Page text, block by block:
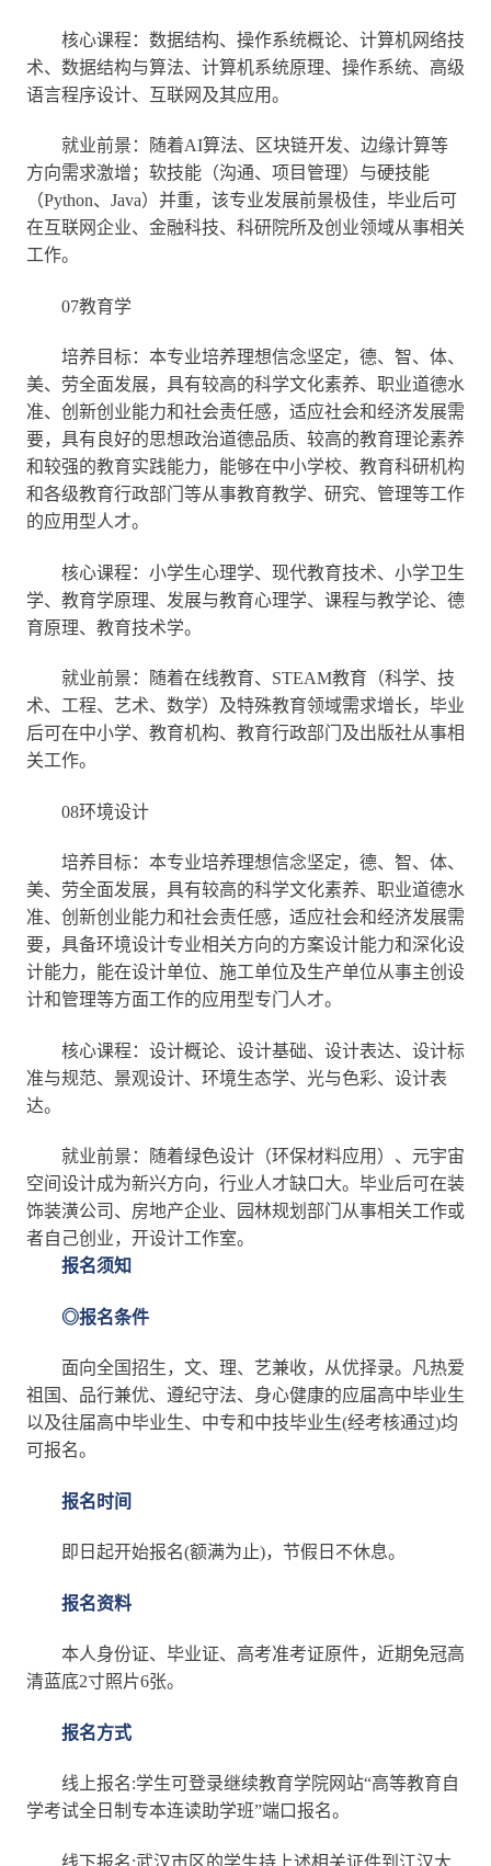
核心课程：数据结构、操作系统概论、计算机网络技
术、数据结构与算法、计算机系统原理、操作系统、高级
语言程序设计、互联网及其应用。
就业前景：随着AI算法、区块链开发、边缘计算等
方向需求激增；软技能（沟通、项目管理）与硬技能
（Python、Java）并重，该专业发展前景极佳，毕业后可
在互联网企业、金融科技、科研院所及创业领域从事相关
工作。
07教育学
培养目标：本专业培养理想信念坚定，德、智、体、
美、劳全面发展，具有较高的科学文化素养、职业道德水
准、创新创业能力和社会责任感，适应社会和经济发展需
要，具有良好的思想政治道德品质、较高的教育理论素养
和较强的教育实践能力，能够在中小学校、教育科研机构
和各级教育行政部门等从事教育教学、研究、管理等工作
的应用型人才。
核心课程：小学生心理学、现代教育技术、小学卫生
学、教育学原理、发展与教育心理学、课程与教学论、德
育原理、教育技术学。
就业前景：随着在线教育、STEAM教育（科学、技
术、工程、艺术、数学）及特殊教育领域需求增长，毕业
后可在中小学、教育机构、教育行政部门及出版社从事相
关工作。
08环境设计
培养目标：本专业培养理想信念坚定，德、智、体、
美、劳全面发展，具有较高的科学文化素养、职业道德水
准、创新创业能力和社会责任感，适应社会和经济发展需
要，具备环境设计专业相关方向的方案设计能力和深化设
计能力，能在设计单位、施工单位及生产单位从事主创设
计和管理等方面工作的应用型专门人才。
核心课程：设计概论、设计基础、设计表达、设计标
准与规范、景观设计、环境生态学、光与色彩、设计表
达。
就业前景：随着绿色设计（环保材料应用）、元宇宙
空间设计成为新兴方向，行业人才缺口大。毕业后可在装
饰装潢公司、房地产企业、园林规划部门从事相关工作或
者自己创业，开设计工作室。
报名须知
◎报名条件
面向全国招生，文、理、艺兼收，从优择录。凡热爱
祖国、品行兼优、遵纪守法、身心健康的应届高中毕业生
以及往届高中毕业生、中专和中技毕业生(经考核通过)均
可报名。
报名时间
即日起开始报名(额满为止)，节假日不休息。
报名资料
本人身份证、毕业证、高考准考证原件，近期免冠高
清蓝底2寸照片6张。
报名方式
线上报名:学生可登录继续教育学院网站“高等教育自
学考试全日制专本连读助学班”端口报名。
线下报名:武汉市区的学生持上述相关证件到江汉大